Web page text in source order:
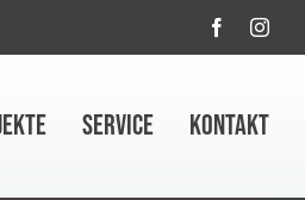
SERVICE KONTAKT